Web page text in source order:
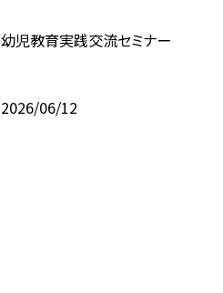
幼児教育実践交流セミナー
2026/06/12